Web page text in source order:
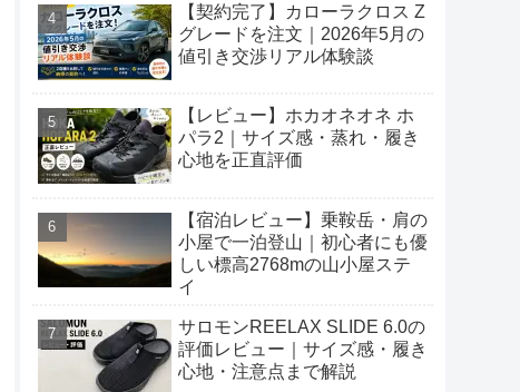
【契約完了】カローラクロス Z
グレードを注文｜2026年5月の
値引き交渉リアル体験談
【レビュー】ホカオネオネ ホ
パラ2｜サイズ感・蒸れ・履き
心地を正直評価
【宿泊レビュー】乗鞍岳・肩の
小屋で一泊登山｜初心者にも優
しい標高2768mの山小屋ステ
イ
サロモンREELAX SLIDE 6.0の
評価レビュー｜サイズ感・履き
心地・注意点まで解説